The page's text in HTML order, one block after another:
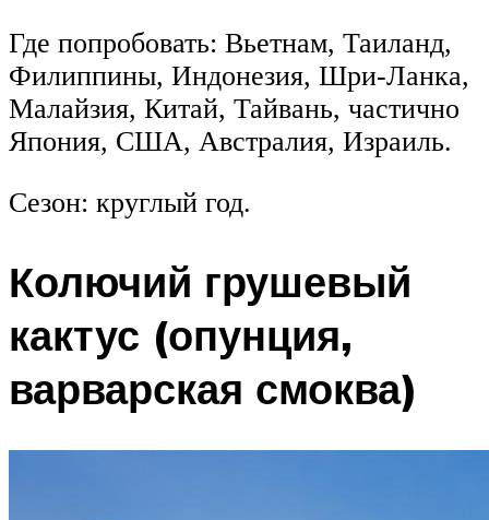
Где попробовать: Вьетнам, Таиланд,
Филиппины, Индонезия, Шри-Ланка,
Малайзия, Китай, Тайвань, частично
Япония, США, Австралия, Израиль.
Сезон: круглый год.
Колючий грушевый
кактус (опунция,
варварская смоква)